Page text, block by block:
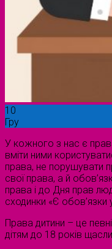
10
Гру
У кожного з нас є
вміти ними
права, не порушувати
свої права, а й
права і до Дня прав
сходинки «Є обов’язки
Права дитини – це
дітям до 18 років